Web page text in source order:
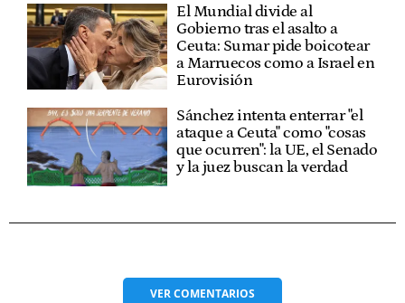
El Mundial divide al
Gobierno tras el asalto a
Ceuta: Sumar pide boicotear
a Marruecos como a Israel en
Eurovisión
Sánchez intenta enterrar "el
ataque a Ceuta" como "cosas
que ocurren": la UE, el Senado
y la juez buscan la verdad
VERCOMENTARIOS